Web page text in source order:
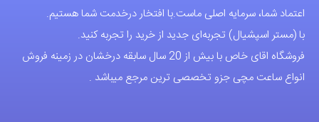
اعتماد شما، سرمایه اصلی ماست.با افتخار درخدمت شما هستیم.
با (مستر اسپشیال) تجربه‌ای جدید از خرید را تجربه کنید.
فروشگاه اقای خاص با بیش از 20 سال سابقه درخشان در زمینه فروش
انواع ساعت مچی جزو تخصصی ترین مرجع میباشد .